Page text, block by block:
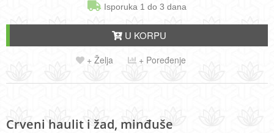
Isporuka 1 do 3 dana
U KORPU
+ Želja + Poređenje
Crveni haulit i žad, minđuše